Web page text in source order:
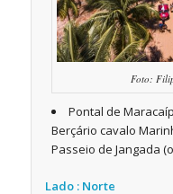
Foto:
Pontal de
Berçário cavalo
Passeio de Jangada
Lado : Norte